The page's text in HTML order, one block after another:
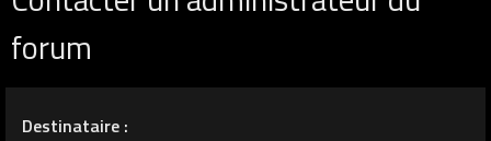
forum
Destinataire :